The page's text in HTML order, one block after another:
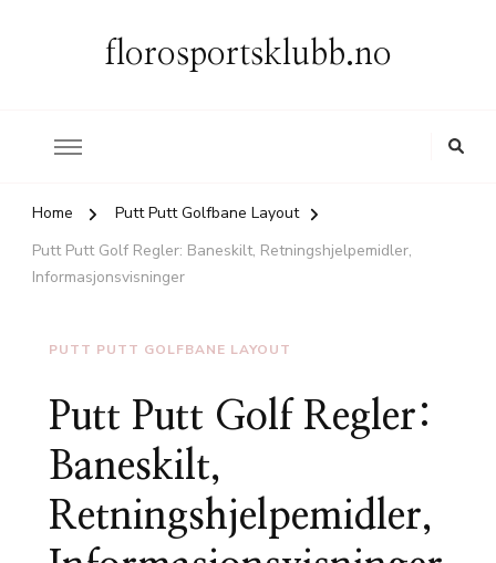
florosportsklubb.no
Home
Putt Putt Golfbane Layout
Putt Putt Golf Regler: Baneskilt, Retningshjelpemidler,
Informasjonsvisninger
PUTT PUTT GOLFBANE LAYOUT
Putt Putt Golf Regler:
Baneskilt,
Retningshjelpemidler,